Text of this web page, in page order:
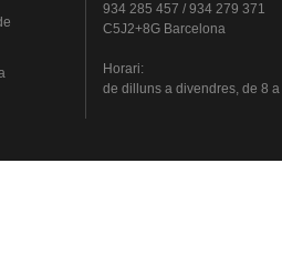
934 285 457 / 934 279 371
C5J2+8G Barcelona
Horari:
de dillunsa divendres, de 8